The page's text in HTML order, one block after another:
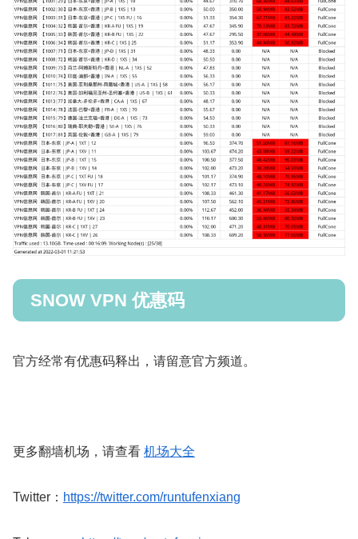
SNOW VPN 优惠码
官方经常有优惠码释出，请留意官方频道。
更多翻墙机场，请查看 机场大全
Twitter： https://twitter.com/runtufenxiang